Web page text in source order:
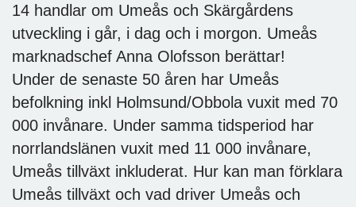
14 handlar om Umeås och Skärgårdens
utveckling i går, i dag och i morgon. Umeås
marknadschef Anna Olofsson berättar!
Under de senaste 50 åren har Umeås
befolkning inkl Holmsund/Obbola vuxit med 70
000 invånare. Under samma tidsperiod har
norrlandslänen vuxit med 11 000 invånare,
Umeås tillväxt inkluderat. Hur kan man förklara
Umeås tillväxt och vad driver Umeås och